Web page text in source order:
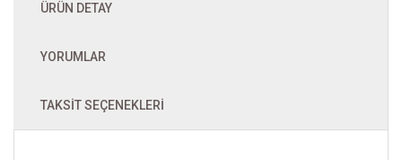
ÜRÜN DETAY
YORUMLAR
TAKSIT SEÇENEKLERI